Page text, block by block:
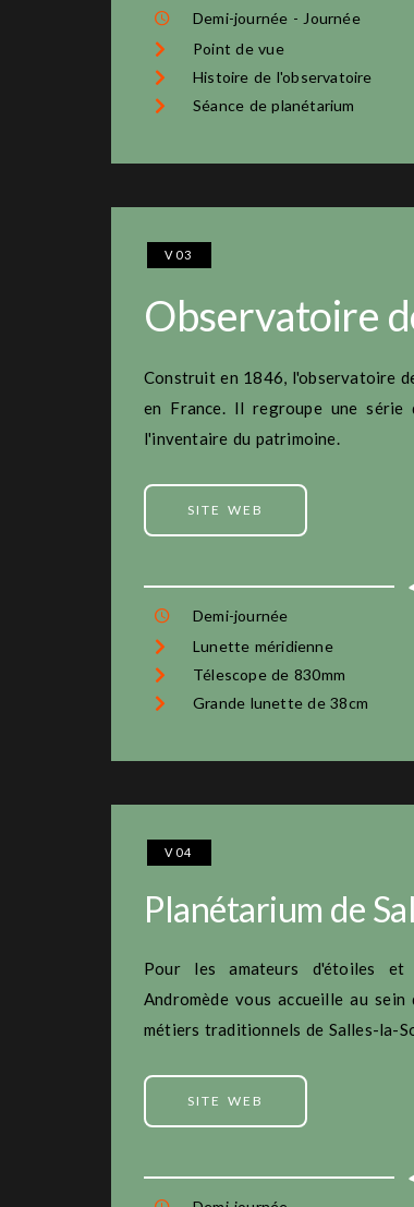
Demi-journée - Journée
Point de vue
Histoire de l'observatoire
Séance de planétarium
V03
Observatoire
Construit en 1846, l'observatoire
en France.Il regroupe une série
l'inventaire du patrimoine.
SITE WEB
Demi-journée
Lunette méridienne
Télescope de 830mm
Grande lunette de 38cm
V04
Planétarium de
Pour les amateurs d'étoiles et
Andromède vous accueille au
métiers traditionnels de Salles-la-
SITE WEB